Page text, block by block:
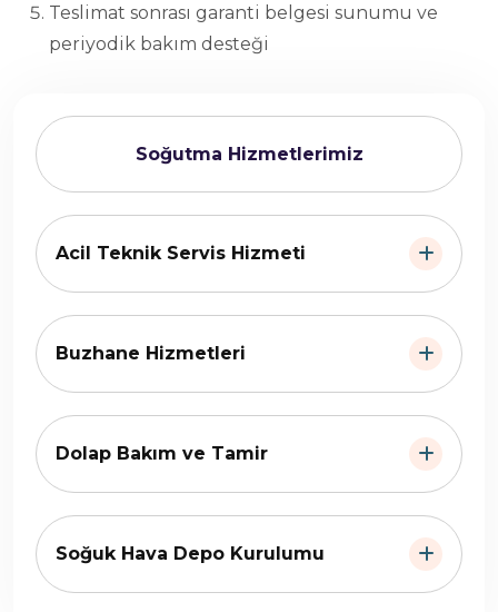
Soğutma Hizmetlerimiz
Acil Teknik Servis Hizmeti
Buzhane Hizmetleri
Dolap Bakım ve Tamir
Soğuk Hava Depo Kurulumu
Teslimat sonrası garanti belgesi sunumu ve
periyodik bakım desteği